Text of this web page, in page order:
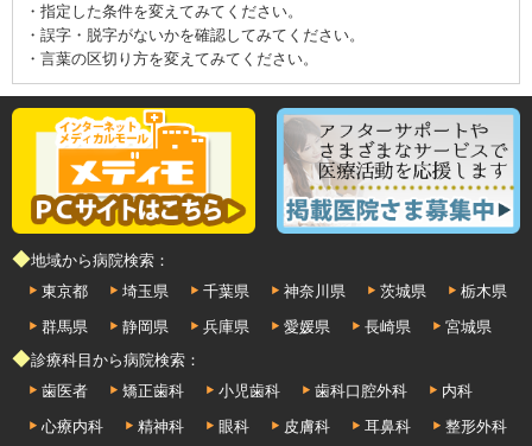
・指定した条件を変えてみてください。
・誤字・脱字がないかを確認してみてください。
・言葉の区切り方を変えてみてください。
◆地域から病院検索：
東京都
埼玉県 千葉県 神奈川県 茨城県
栃木県
群馬県
静岡県 兵庫県 愛媛県 長崎県
宮城県
◆診療科目から病院検索：
歯医者
矯正歯科 小児歯科 歯科口腔外科
内科
心療内科
精神科 眼科 皮膚科 耳鼻科
整形外科